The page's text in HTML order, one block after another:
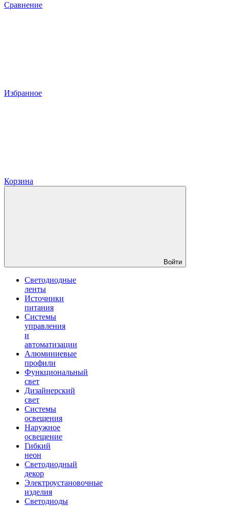
Сравнение
Избранное
Корзина
Войти
Светодиодные
ленты
Источники
питания
Системы
управления
и
автоматизации
Алюминиевые
профили
Функциональный
свет
Дизайнерский
свет
Системы
освещения
Наружное
освещение
Гибкий
неон
Светодиодный
декор
Электроустановочные
изделия
Светодиоды